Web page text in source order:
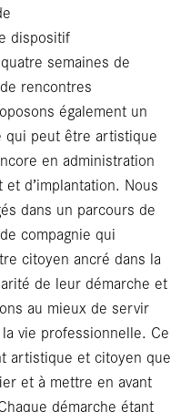
dispositif
semaines de
rencontres
également un
qui peut être artistique
en administration
d’implantation. Nous
dans un parcours de
compagnie qui
citoyen ancré dans la
de leur démarche et
au mieux de servir
vie professionnelle. Ce
artistique et citoyen que
et à mettre en avant
démarche étant